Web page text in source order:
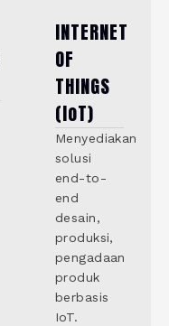
INTERNET
OF
THINGS
(IoT)
Menyediakan
solusi
end-to-
end
desain,
produksi,
pengadaan
produk
berbasis
IoT.